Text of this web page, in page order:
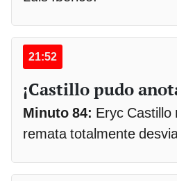
21:52
¡Castillo pudo
Minuto 84: Eryc Castillo
remata totalmente